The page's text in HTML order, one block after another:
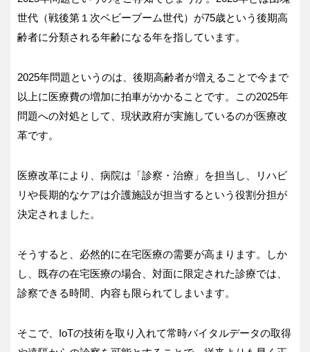
世代（戦後第１次ベビーブーム世代）が75歳という後期高
齢者に分類される年齢になる年を指しています。
2025年問題というのは、後期高齢者が増えることで今まで
以上に医療費の増加に拍車がかかることです。この2025年
問題への対処として、現状政府が実施しているのが医療改
革です。
医療改革により、病院は「診察・治療」を担当し、リハビ
リや長期的なケアは介護施設が担当するという役割分担が
決定されました。
そうすると、必然的に在宅医療の需要が高まります。しか
し、既存の在宅医療の場合、対面に限定された診療では、
診察できる時間、内容も限られてしまいます。
そこで、IoTの技術を取り入れて常時バイタルデータの取得